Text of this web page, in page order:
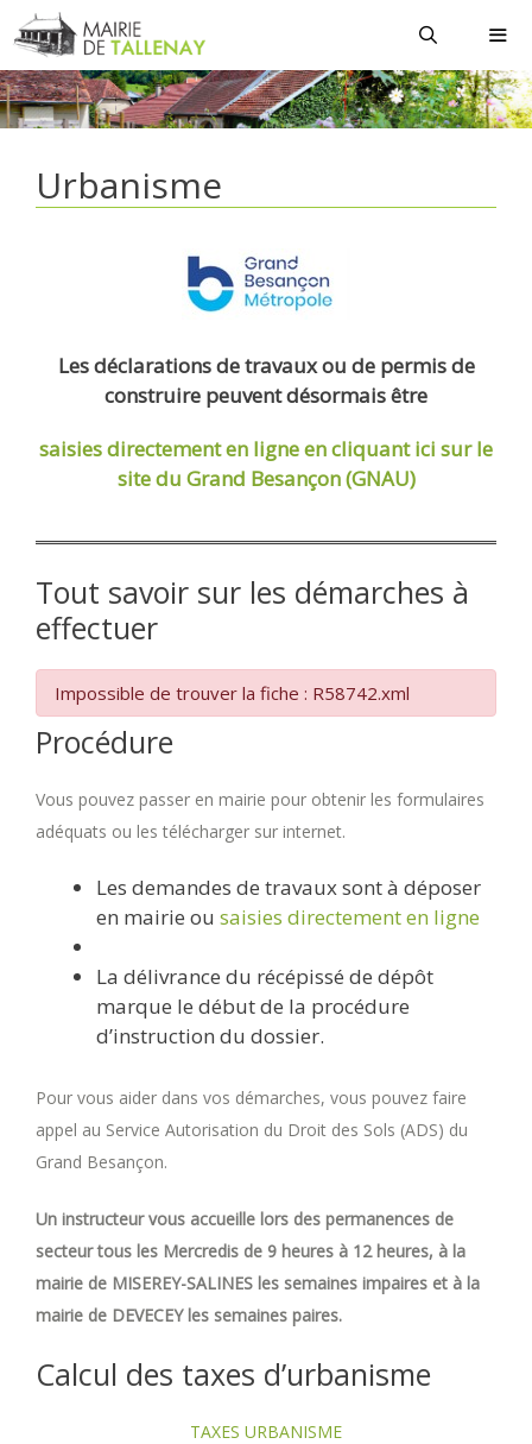
Aller
au
contenu
Urbanisme
Les déclarations de travaux ou de permis de
construire peuvent désormais être
saisies directement en ligneen cliquant ici sur le
site du Grand Besançon (GNAU)
Tout savoir sur les démarches à
effectuer
Impossible de trouver la fiche : R58742.xml
Procédure
Vous pouvez passer en mairie pour obtenir les formulaires
adéquats ou les télécharger sur internet.
Les demandes de travaux sont à déposer
en mairie ou saisies directement en ligne
La délivrance du récépissé de dépôt
marque le début de la procédure
d’instruction du dossier.
Pour vous aider dans vos démarches, vous pouvez faire
appel au Service Autorisation du Droit des Sols (ADS) du
Grand Besançon.
Un instructeur vous accueille lors des permanences de
secteur tous les Mercredis de 9 heures à 12 heures, à la
mairie de MISEREY-SALINES les semaines impaires et à la
mairie de DEVECEY les semaines paires.
Calcul des taxes d’urbanisme
TAXES URBANISME